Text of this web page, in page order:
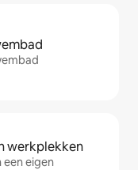
werkplekken
een eigen